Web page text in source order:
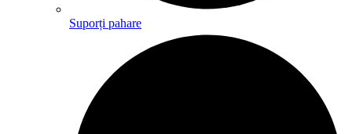
Suporți pahare